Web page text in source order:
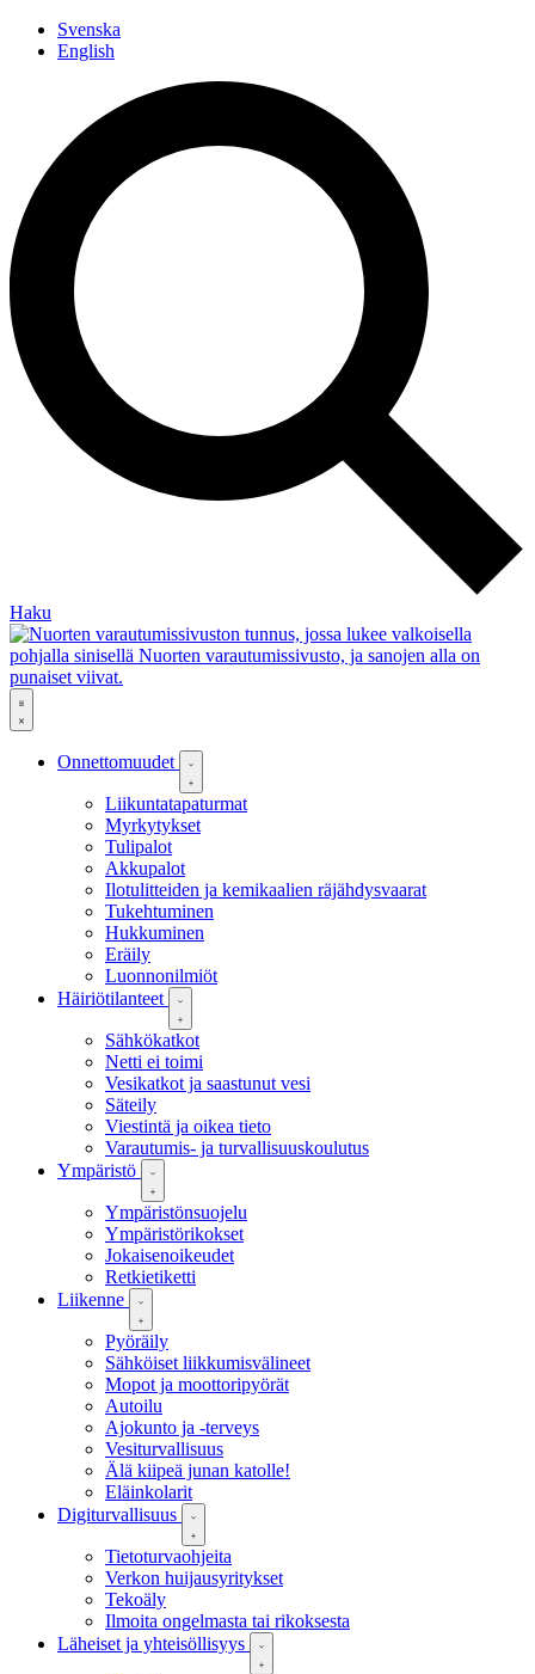
Siirry
sisältöön
Svenska
English
Haku
Onnettomuudet
Liikuntatapaturmat
Myrkytykset
Tulipalot
Akkupalot
Ilotulitteiden ja kemikaalien räjähdysvaarat
Tukehtuminen
Hukkuminen
Eräily
Luonnonilmiöt
Häiriötilanteet
Sähkökatkot
Netti ei toimi
Vesikatkot ja saastunut vesi
Säteily
Viestintä ja oikea tieto
Varautumis- ja turvallisuuskoulutus
Ympäristö
Ympäristönsuojelu
Ympäristörikokset
Jokaisenoikeudet
Retkietiketti
Liikenne
Pyöräily
Sähköiset liikkumisvälineet
Mopot ja moottoripyörät
Autoilu
Ajokunto ja -terveys
Vesiturvallisuus
Älä kiipeä junan katolle!
Eläinkolarit
Digiturvallisuus
Tietoturvaohjeita
Verkon huijausyritykset
Tekoäly
Ilmoita ongelmasta tai rikoksesta
Läheiset ja yhteisöllisyys